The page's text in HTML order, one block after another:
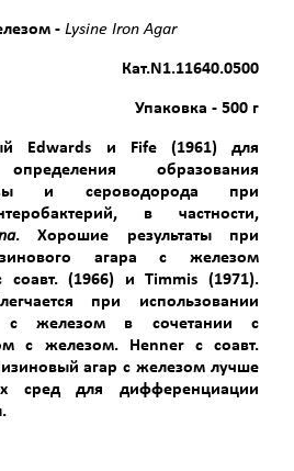
- Lysine Iron Agar
Кат.N1.11640.0500
Упаковка - 500 г
Edwards и Fife(1961) для
образования
и сероводорода при
в частности,
. Хорошие результаты при
агара с железом
соавт. (1966) иTimmis (1971).
при использовании
с железом в сочетании с
с железом.
Hennerс соавт.
агар с железом лучше
сред для дифференциации